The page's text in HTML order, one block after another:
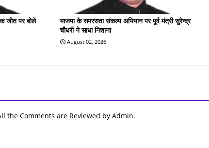
जीत पर बोले
भाजपा के समरसता संकल्प अभियान पर पूर्व मंत्री सुरेन्द्र
चौधरी ने साधा निशाना
August 02, 2026
the Comments are Reviewed by Admin.